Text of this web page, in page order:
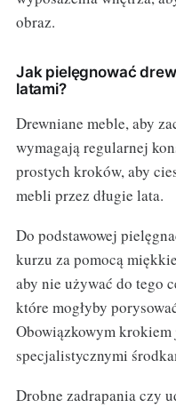
obraz.
Jak pielęgnować
latami?
Drewniane meble, aby
wymagają regularnej
prostych kroków, aby
mebli przez długie lata.
Do podstawowej
kurzu za pomocą
aby nie używać do tego
które mogłyby
Obowiązkowym
specjalistycznymi
Drobne zadrapania czy